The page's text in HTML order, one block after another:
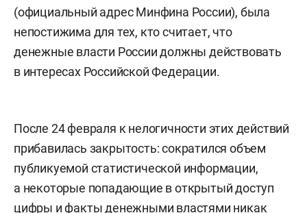
(официальный адрес Минфина России), была
непостижима для тех, кто считает, что
денежные власти России должны действовать
в интересах Российской Федерации.
После 24 февраля к нелогичности этих действий
прибавилась закрытость: сократился объем
публикуемой статистической информации,
а некоторые попадающие в открытый доступ
цифры и факты денежными властями никак